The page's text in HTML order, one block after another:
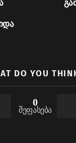
DO YOU
0
შეფასება